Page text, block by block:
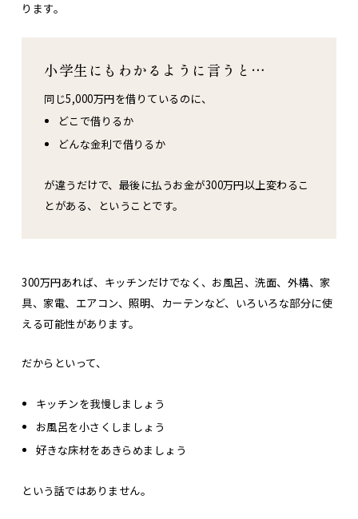
ります。
小学生にもわかるように言うと…
同じ5,000万円を借りているのに、
どこで借りるか
どんな金利で借りるか
が違うだけで、最後に払うお金が300万円以上変わるこ
とがある、ということです。
300万円あれば、キッチンだけでなく、お風呂、洗面、外構、家
具、家電、エアコン、照明、カーテンなど、いろいろな部分に使
える可能性があります。
だからといって、
キッチンを我慢しましょう
お風呂を小さくしましょう
好きな床材をあきらめましょう
という話ではありません。